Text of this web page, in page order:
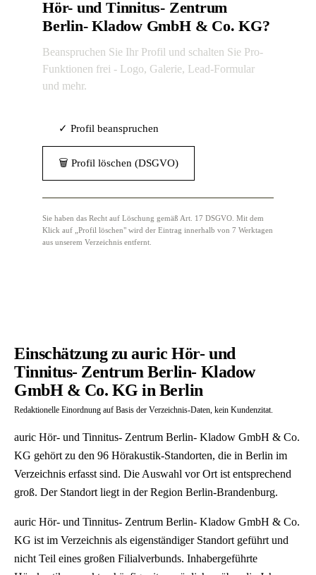
Hör- und Tinnitus- Zentrum
Berlin- Kladow GmbH & Co. KG?
Beanspruchen Sie Ihr Profil und schalten Sie Pro-
Funktionen frei - Logo, Galerie, Lead-Formular
und mehr.
✓ Profil beanspruchen
🗑 Profil löschen (DSGVO)
Sie haben das Recht auf Löschung gemäß Art. 17 DSGVO. Mit dem
Klick auf „Profil löschen" wird der Eintrag innerhalb von 7 Werktagen
aus unserem Verzeichnis entfernt.
Einschätzung zu auric Hör- und
Tinnitus- Zentrum Berlin- Kladow
GmbH & Co. KG in Berlin
Redaktionelle Einordnung auf Basis der Verzeichnis-Daten, kein Kundenzitat.
auric Hör- und Tinnitus- Zentrum Berlin- Kladow GmbH & Co.
KG gehört zu den 96 Hörakustik-Standorten, die in Berlin im
Verzeichnis erfasst sind. Die Auswahl vor Ort ist entsprechend
groß. Der Standort liegt in der Region Berlin-Brandenburg.
auric Hör- und Tinnitus- Zentrum Berlin- Kladow GmbH & Co.
KG ist im Verzeichnis als eigenständiger Standort geführt und
nicht Teil eines großen Filialverbunds. Inhabergeführte